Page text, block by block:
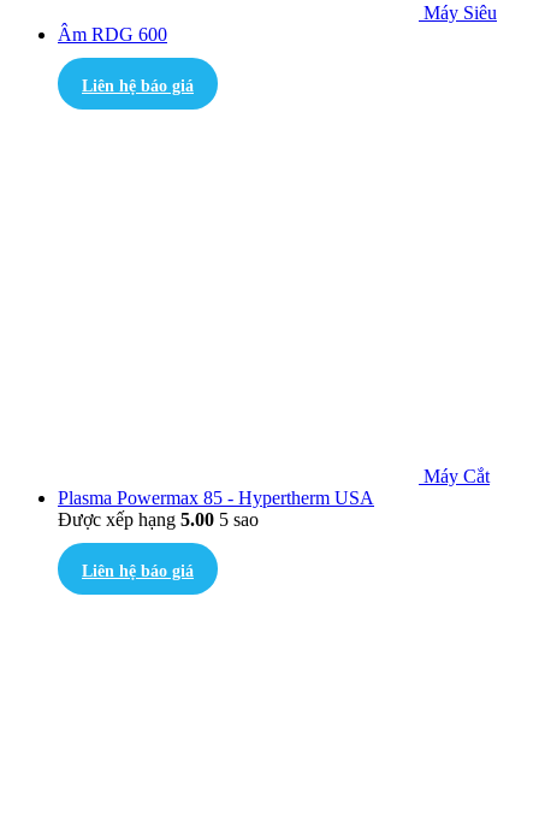
Máy Siêu
Âm RDG 600
Liên hệ báo giá
Máy Cắt
Plasma Powermax 85 - Hypertherm USA
Được xếp hạng 5.00 5 sao
Liên hệ báo giá